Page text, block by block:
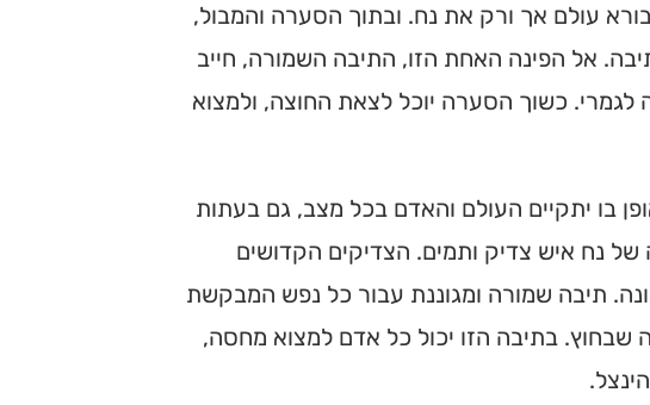
עולם אך ורק את נח. ובתוך הסערה והמבול,
אל הפינה האחת הזו, התיבה השמורה, חייב
לגמרי. כשוך הסערה יוכל לצאת החוצה, ולמצוא
בו יתקיים העולם והאדם בכל מצב, גם בעתות
נח איש צדיק ותמים. הצדיקים הקדושים
תיבה שמורה ומגוננת עבור כל נפש המבקשת
בתיבה הזו יכול כל אדם למצוא מחסה,